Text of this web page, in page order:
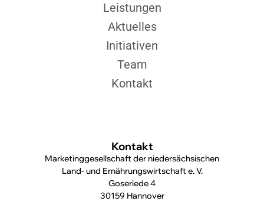
Kontakt
Marketinggesellschaft der niedersächsischen
Land- und Ernährungswirtschaft e. V.
Goseriede 4
30159 Hannover
Leistungen
Aktuelles
Initiativen
Team
Kontakt